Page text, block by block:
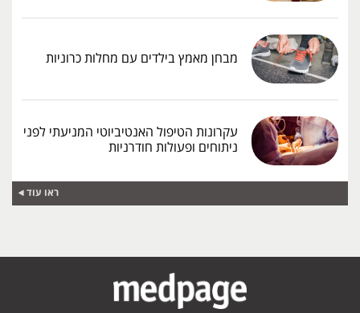
מבחן מאמץ בילדים עם מחלות כרוניות
עקרונות הטיפול האנטיביוטי המניעתי לפני
ניתוחים ופעולות חודרניות
ראו עוד